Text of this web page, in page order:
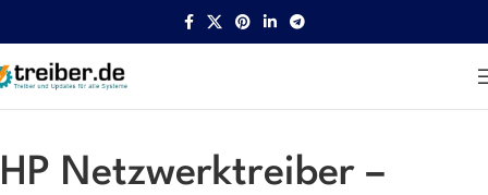
Startseite HP Netzwerk
HP Netzwerktreiber –